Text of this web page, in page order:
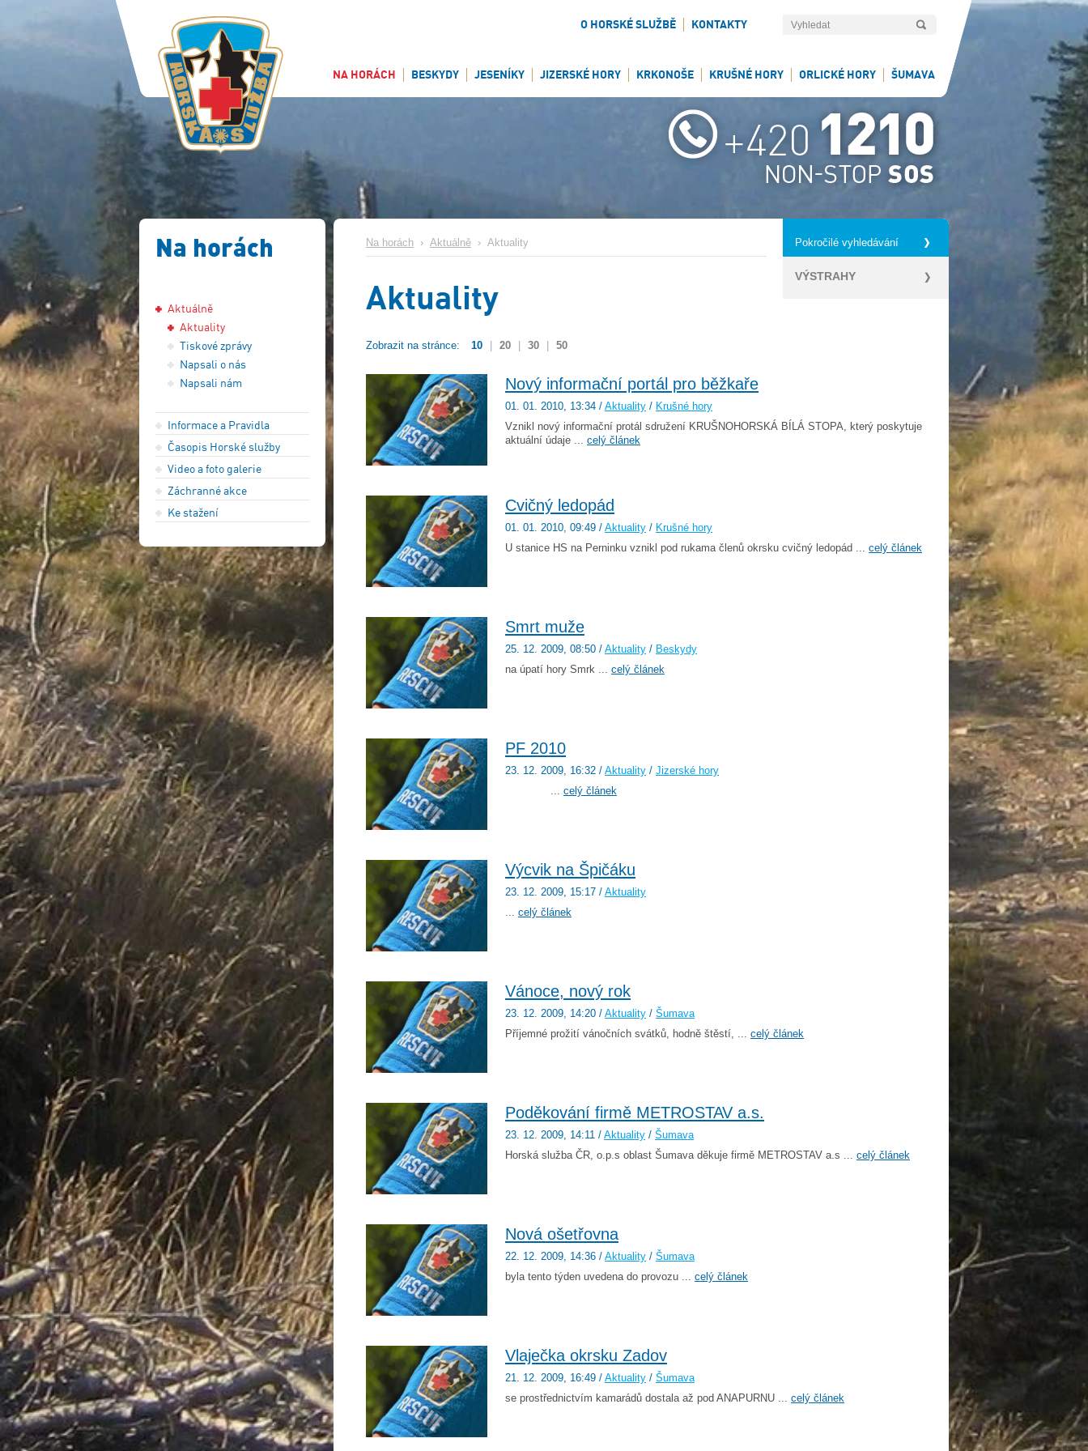
O HORSKÉ SLUŽBĚ KONTAKTY
NA HORÁCH BESKYDY JESENÍKY JIZERSKÉ HORY KRKONOŠE KRUŠNÉ HORY ORLICKÉ HORY ŠUMAVA
Na horách
Aktuálně
Aktuality
Tiskové zprávy
Napsali o nás
Napsali nám
Informace a Pravidla
Časopis Horské služby
Video a foto galerie
Záchranné akce
Ke stažení
Pokročilé vyhledávání
VÝSTRAHY
Na horách › Aktuálně › Aktuality
Aktuality
Zobrazit na stránce: 10 20 30 50
Nový informační portál pro běžkaře
01. 01. 2010, 13:34 / Aktuality / Krušné hory
Vznikl nový informační protál sdružení KRUŠNOHORSKÁ BÍLÁ STOPA, který poskytuje
aktuální údaje ... celý článek
Cvičný ledopád
01. 01. 2010, 09:49 / Aktuality / Krušné hory
U stanice HS na Perninku vznikl pod rukama členů okrsku cvičný ledopád ... celý článek
Smrt muže
25. 12. 2009, 08:50 / Aktuality / Beskydy
na úpatí hory Smrk ... celý článek
PF 2010
23. 12. 2009, 16:32 / Aktuality / Jizerské hory
... celý článek
Výcvik na Špičáku
23. 12. 2009, 15:17 / Aktuality
... celý článek
Vánoce, nový rok
23. 12. 2009, 14:20 / Aktuality / Šumava
Příjemné prožití vánočních svátků, hodně štěstí, ... celý článek
Poděkování firmě METROSTAV a.s.
23. 12. 2009, 14:11 / Aktuality / Šumava
Horská služba ČR, o.p.s oblast Šumava děkuje firmě METROSTAV a.s ... celý článek
Nová ošetřovna
22. 12. 2009, 14:36 / Aktuality / Šumava
byla tento týden uvedena do provozu ... celý článek
Vlaječka okrsku Zadov
21. 12. 2009, 16:49 / Aktuality / Šumava
se prostřednictvím kamarádů dostala až pod ANAPURNU ... celý článek